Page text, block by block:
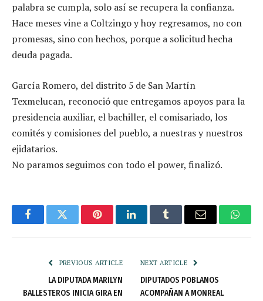
palabra se cumpla, solo así se recupera la confianza.
Hace meses vine a Coltzingo y hoy regresamos, no con
promesas, sino con hechos, porque a solicitud hecha
deuda pagada.
García Romero, del distrito 5 de San Martín
Texmelucan, reconoció que entregamos apoyos para la
presidencia auxiliar, el bachiller, el comisariado, los
comités y comisiones del pueblo, a nuestras y nuestros
ejidatarios.
No paramos seguimos con todo el power, finalizó.
FacebookTwitter PinterestLinkedInTumblr Email
PREVIOUS ARTICLE
LA DIPUTADA MARILYN
BALLESTEROS INICIA GIRA EN
NEXT ARTICLE
DIPUTADOS POBLANOS
ACOMPAÑAN A MONREAL